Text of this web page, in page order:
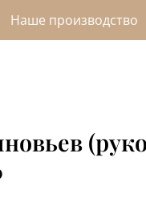
Наше производство